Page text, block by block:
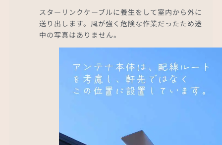
スターリンクケーブルに養生をして室内から外に
送り出します。風が強く危険な作業だったため途
中の写真はありません。